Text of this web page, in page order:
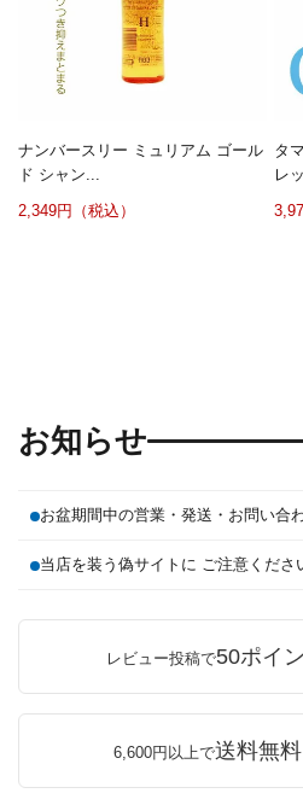
ナンバースリー ミュリアム ゴール
ド シャン...
2,349円（税込）
タ
レ
お知らせ
お盆期間中の営業・発送・お問い合
当店を装う偽サイトに ご注意くださ
レビュー投稿で50ポイ
6,600円以上で送料無料